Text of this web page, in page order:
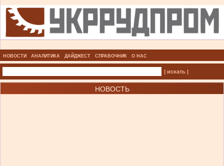
НОВОСТИ АНАЛИТИКА ДАЙДЖЕСТ СПРАВОЧНИК О НАС
| искать |
НОВОСТЬ